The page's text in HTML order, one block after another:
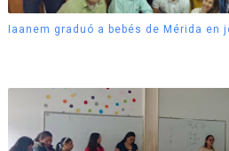
Iaanem graduó a bebés de Mérida en